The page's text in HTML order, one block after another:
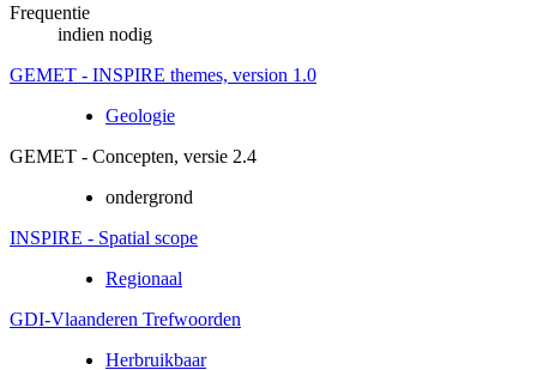
Frequentie
indien nodig
GEMET - INSPIRE themes, version 1.0
Geologie
GEMET - Concepten, versie 2.4
ondergrond
INSPIRE - Spatial scope
Regionaal
GDI-Vlaanderen Trefwoorden
Herbruikbaar